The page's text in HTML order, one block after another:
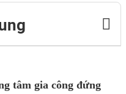
tâm gia công đứng